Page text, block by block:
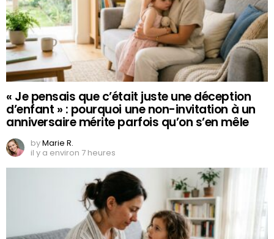
« Je pensais que c’était juste une déception
d’enfant » : pourquoi une non-invitation à un
anniversaire mérite parfois qu’on s’en mêle
byMarie R.
il y a environ 7 heures